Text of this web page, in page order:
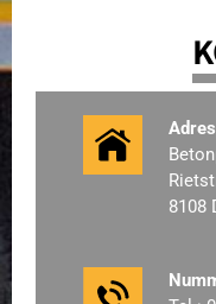
8108